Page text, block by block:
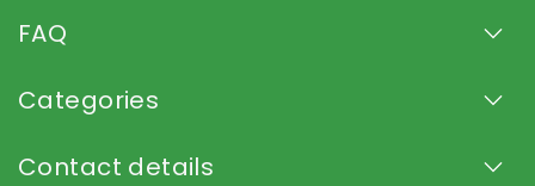
FAQ
Categories
Contact details